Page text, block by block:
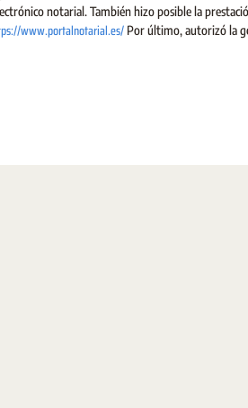
notarial. También hizo posible la
www.portalnotarial.es/ Por último, autorizó la